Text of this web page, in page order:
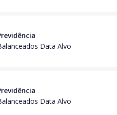
Data Alvo
Data Alvo